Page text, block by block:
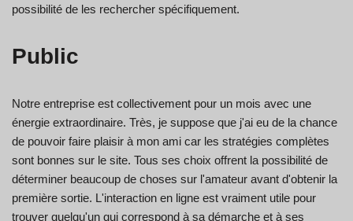
possibilité de les rechercher spécifiquement.
Public
Notre entreprise est collectivement pour un mois avec une
énergie extraordinaire. Très, je suppose que j'ai eu de la chance
de pouvoir faire plaisir à mon ami car les stratégies complètes
sont bonnes sur le site. Tous ses choix offrent la possibilité de
déterminer beaucoup de choses sur l'amateur avant d'obtenir la
première sortie. L'interaction en ligne est vraiment utile pour
trouver quelqu'un qui correspond à sa démarche et à ses